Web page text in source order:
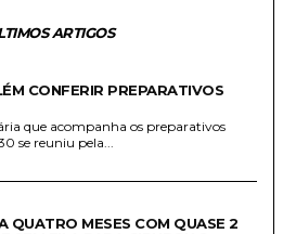
ARTIGOS
CONFERIR PREPARATIVOS
que acompanha os preparativos
se reuniu pela...
QUATRO MESES COM QUASE 2